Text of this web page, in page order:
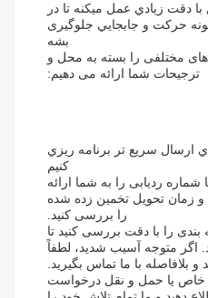
دقت زيادي عمل ميکنه تا در
حرکت و جابجايي جلوگیری
بشه
مختلفی را بسته به محل و
ترجیحات شما ارائه می دهیم:
ارسال سريع تر برنامه ريزي
کنيم
ردیابی را به شما ارائه
و زمان تحویل تخمین زده شده
را بررسی کنید.
بندی را با دقت بررسی کنید تا
اگر متوجه آسیب شدید، لطفاً
بلافاصله با ما تماس بگیرید.
خاص یا حمل و نقل درخواست